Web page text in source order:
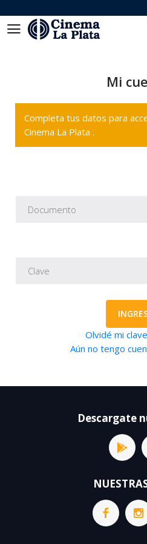
Mi
Completa tus datos para
Cinema La Plata .
Olvidé mi
Aún no tengo
Descargate